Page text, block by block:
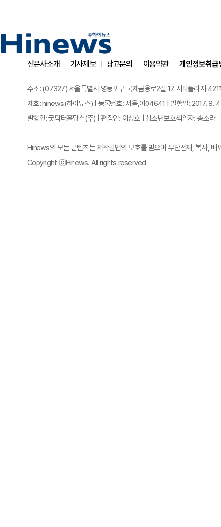
신문사소개 기사제보 광고문의 이용약관 개인정보취급
주소: (07327) 서울특별시 영등포구 국제금융로2길 17 시티플라자
제호: hinews(하이뉴스) | 등록번호: 서울,아04641 | 발행일: 2017. 8. 4
발행인: 굿닥터홀딩스(주) | 편집인: 이상호 | 청소년보호책임자: 송소라
Hinews의 모든 콘텐츠는 저작권법의 보호를 받으며 무단전재, 복사, 배
Copyright ⓒHinews. All rights reserved.